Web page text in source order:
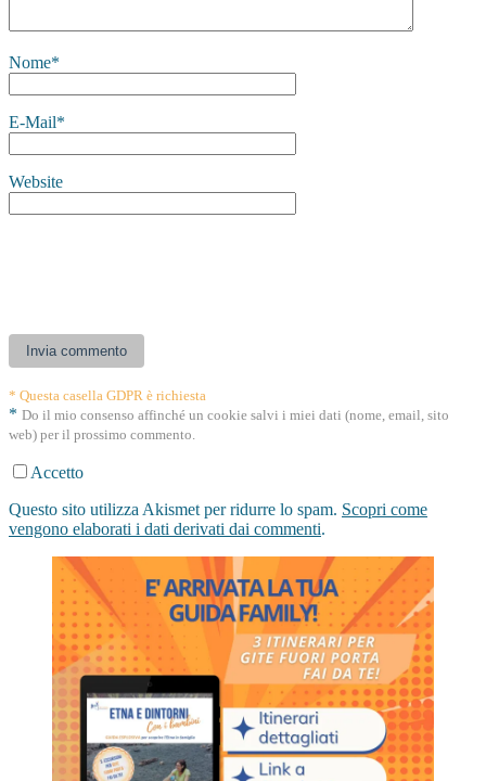
Nome*
E-Mail*
Website
* Questa casella GDPR è richiesta
* Do il mio consenso affinché un cookie salvi i miei dati (nome, email, sito
web) per il prossimo commento.
Accetto
Questo sito utilizza Akismet per ridurre lo spam. Scopri come
vengono elaborati i dati derivati dai commenti.